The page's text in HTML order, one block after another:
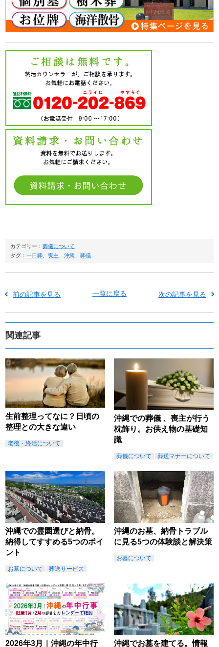
カテゴリー：葬儀について
タグ：一日葬 、喪主 、沖縄 、葬儀
前の記事を見る 一覧に戻る 次の記事を見る
関連記事
生前整理ってなに？日頃の
整理との大きな違い
老後・終活について
沖縄での葬儀 、喪主が行う
枕飾り。お供え物の基礎知
識
葬儀について 葬送マナーについて
沖縄での霊園選びと納骨。
納得してすすめる5つのポイ
ント
お墓について 葬送サービス
沖縄のお墓、納骨トラブル
に見る5つの体験談と解決策
お墓について
2026年3月｜沖縄の年中行 沖縄でお墓を建てる。情報